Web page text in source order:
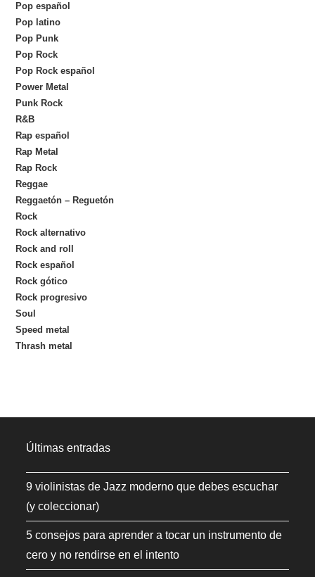
Pop español
Pop latino
Pop Punk
Pop Rock
Pop Rock español
Power Metal
Punk Rock
R&B
Rap español
Rap Metal
Rap Rock
Reggae
Reggaetón – Reguetón
Rock
Rock alternativo
Rock and roll
Rock español
Rock gótico
Rock progresivo
Soul
Speed metal
Thrash metal
Últimas entradas
9 violinistas de Jazz moderno que debes escuchar
(y coleccionar)
5 consejos para aprender a tocar un instrumento de
cero y no rendirse en el intento